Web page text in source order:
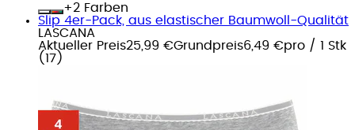
+
Farben
Slip 4er-Pack, aus elastischer Baumwoll-Qualität
LASCANA
Aktueller Preis25,99 €Grundpreis6,49 €pro / 1 Stk
( 17 )